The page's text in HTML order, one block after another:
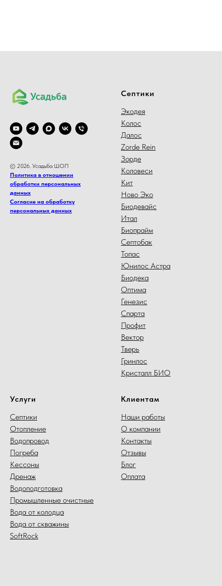
© 2026. Усадьба ШОП
Политика в отношении
обработки персональных
данных
Согласие на обработку
персональных данных
Септики
Экодея
Колос
Далос
Zorde Rein
Зорде
Коловеси
Кит
Ново Эко
Биодевайс
Итал
Биопрайм
Септобак
Топас
Юнилос Астра
Биодека
Оптима
Генезис
Спарта
Профит
Вектор
Тверь
Гринлос
Кристалл БИО
Услуги
Септики
Отопление
Водопровод
Погреба
Кессоны
Дренаж
Водоподготовка
Промышленные очистные
Вода от колодца
Вода от скважины
SoftRock
Клиентам
Наши работы
О компании
Контакты
Отзывы
Блог
Оплата